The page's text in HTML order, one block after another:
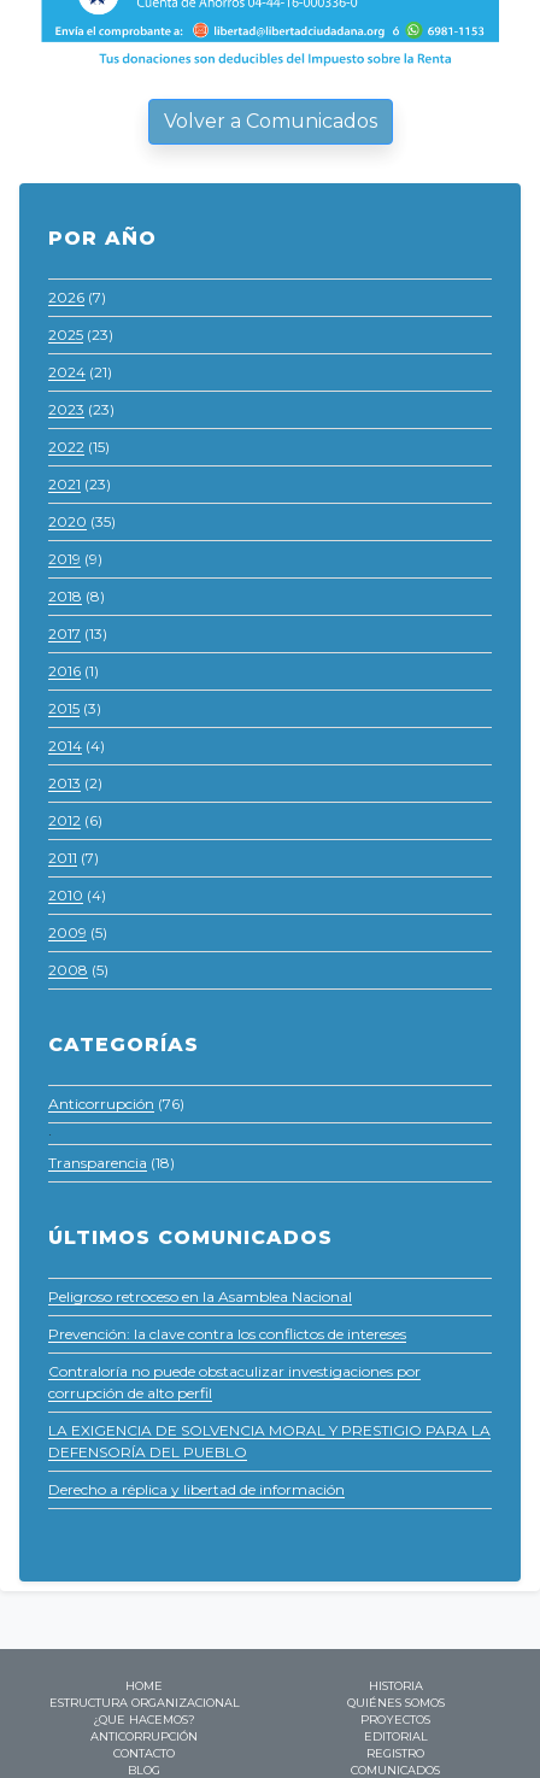
Volver a Comunicados
POR AÑO
2026 (7)
2025 (23)
2024 (21)
2023 (23)
2022 (15)
2021 (23)
2020 (35)
2019 (9)
2018 (8)
2017 (13)
2016 (1)
2015 (3)
2014 (4)
2013 (2)
2012 (6)
2011 (7)
2010 (4)
2009 (5)
2008 (5)
CATEGORÍAS
Anticorrupción (76)
·
Transparencia (18)
ÚLTIMOS COMUNICADOS
Peligroso retroceso en la Asamblea Nacional
Prevención: la clave contra los conflictos de intereses
Contraloría no puede obstaculizar investigaciones por
corrupción de alto perfil
LA EXIGENCIA DE SOLVENCIA MORAL Y PRESTIGIO PARA LA
DEFENSORÍA DEL PUEBLO
Derecho a réplica y libertad de información
HOME
HISTORIA
ESTRUCTURA ORGANIZACIONAL
QUIÉNES SOMOS
¿QUE HACEMOS?
PROYECTOS
ANTICORRUPCIÓN
EDITORIAL
CONTACTO
REGISTRO
BLOG
COMUNICADOS